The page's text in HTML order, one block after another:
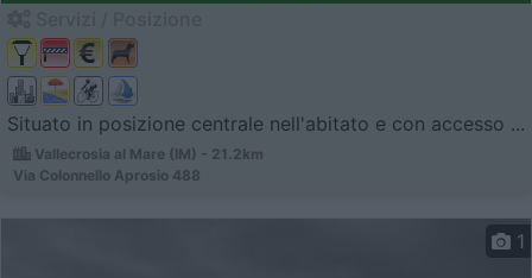
Situato in posizione centrale nell'abitato e con accesso ...
Vallecrosia al Mare (IM) - 21.2km
Via Colonnello Aprosio 488
1